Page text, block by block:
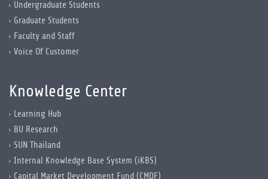
Undergraduate Students
Graduate Students
Faculty and Staff
Voice Of Customer
Knowledge Center
Learning Hub
BU Research
SUN Thailand
Internal Knowledge Base System (iKBS)
Capital Market Development Fund (CMDF)